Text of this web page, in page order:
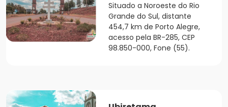
Situado a Noroeste do Rio
Grande do Sul, distante
454,7 km de Porto Alegre,
acesso pela BR-285, CEP
98.850-000, Fone (55).